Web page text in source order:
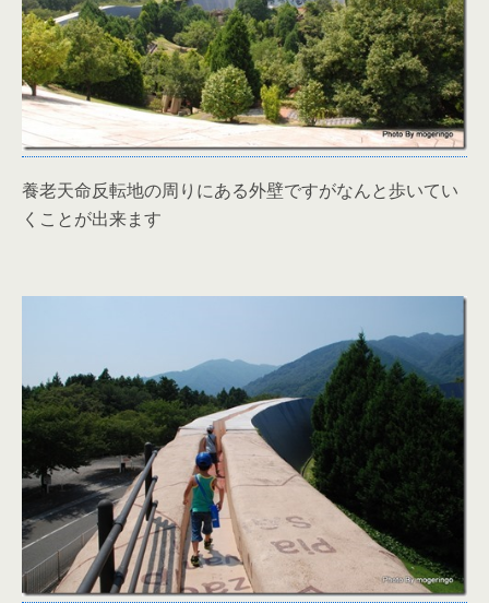
養老天命反転地の周りにある外壁ですがなんと歩いてい
くことが出来ます